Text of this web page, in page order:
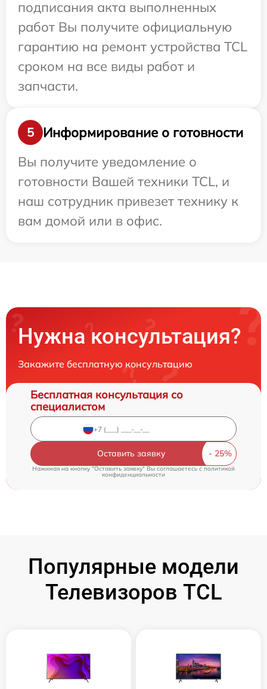
подписания акта выполненных
работ Вы получите официальную
гарантию на ремонт устройства TCL
сроком на все виды работ и
запчасти.
5
Информирование о готовности
Вы получите уведомление о
готовности Вашей техники TCL, и
наш сотрудник привезет технику к
вам домой или в офис.
Нужна консультация?
Закажите бесплатную консультацию
Бесплатная консультация со
специалистом
Оставить заявку
Нажимая на кнопку "Оставить заявку" Вы соглашаетесь cполитикой
конфиденциальности
Популярные модели
Телевизоров TCL